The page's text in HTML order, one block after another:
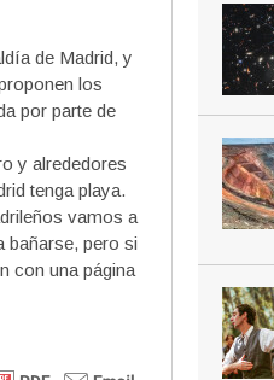
de Madrid, y
los
por parte de
y alrededores
tenga playa.
vamos a
bañarse, pero si
con una página